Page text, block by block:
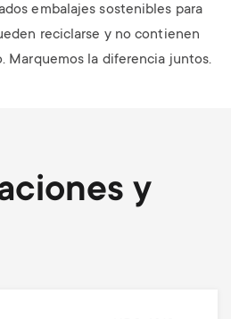
embalajes sostenibles para
reciclarse y no contienen
Marquemos la diferencia juntos.
y